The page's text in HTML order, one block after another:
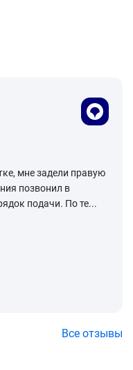
мне задели правую
позвонил в
подачи. По те...
Все отзывы